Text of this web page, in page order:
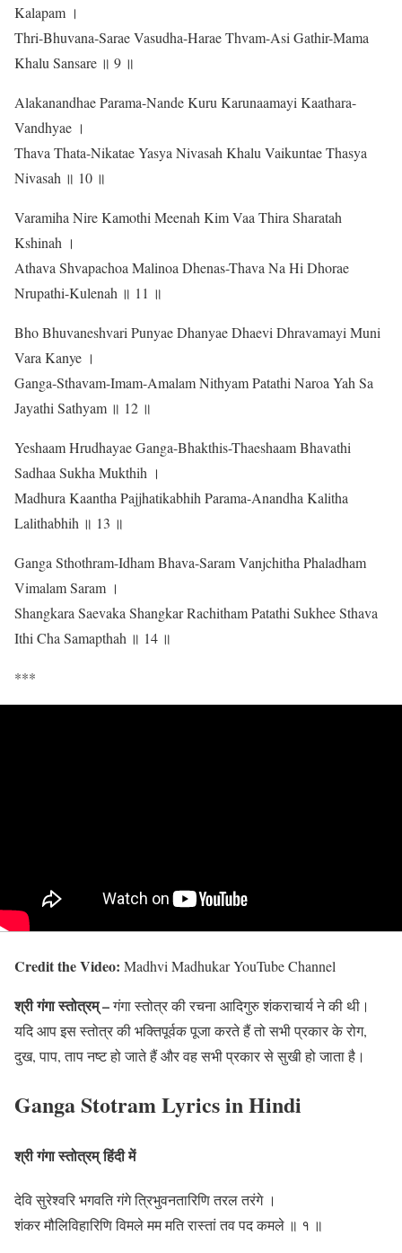
Kalapam ।
Thri-Bhuvana-Sarae Vasudha-Harae Thvam-Asi Gathir-Mama
Khalu Sansare ॥ 9 ॥
Alakanandhae Parama-Nande Kuru Karunaamayi Kaathara-
Vandhyae ।
Thava Thata-Nikatae Yasya Nivasah Khalu Vaikuntae Thasya
Nivasah ॥ 10 ॥
Varamiha Nire Kamothi Meenah Kim Vaa Thira Sharatah
Kshinah ।
Athava Shvapachoa Malinoa Dhenas-Thava Na Hi Dhorae
Nrupathi-Kulenah ॥ 11 ॥
Bho Bhuvaneshvari Punyae Dhanyae Dhaevi Dhravamayi Muni
Vara Kanye ।
Ganga-Sthavam-Imam-Amalam Nithyam Patathi Naroa Yah Sa
Jayathi Sathyam ॥ 12 ॥
Yeshaam Hrudhayae Ganga-Bhakthis-Thaeshaam Bhavathi
Sadhaa Sukha Mukthih ।
Madhura Kaantha Pajjhatikabhih Parama-Anandha Kalitha
Lalithabhih ॥ 13 ॥
Ganga Sthothram-Idham Bhava-Saram Vanjchitha Phaladham
Vimalam Saram ।
Shangkara Saevaka Shangkar Rachitham Patathi Sukhee Sthava
Ithi Cha Samapthah ॥ 14 ॥
***
Credit the Video: Madhvi Madhukar YouTube Channel
श्रीगंगा स्तोत्रम् –गंगा स्तोत्र की रचना आदिगुरु शंकराचार्य ने की थी।
यदि आप इस स्तोत्र की भक्तिपूर्वक पूजा करते हैं तो सभी प्रकार के रोग,
दुख, पाप, ताप नष्ट हो जाते हैं और वह सभी प्रकार से सुखी हो जाता है।
Ganga Stotram Lyrics in Hindi
श्रीगंगा स्तोत्रम्हिंदी में
देवि सुरेश्वरि भगवति गंगे त्रिभुवनतारिणि तरल तरंगे ।
शंकर मौलिविहारिणि विमले मम मति रास्तां तव पद कमले ॥ १ ॥